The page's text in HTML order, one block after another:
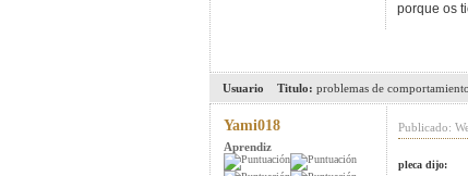
porque os
Usuario Titulo: problemas de comportamiento
Yami018
Aprendiz
Publicado:
pleca dijo: